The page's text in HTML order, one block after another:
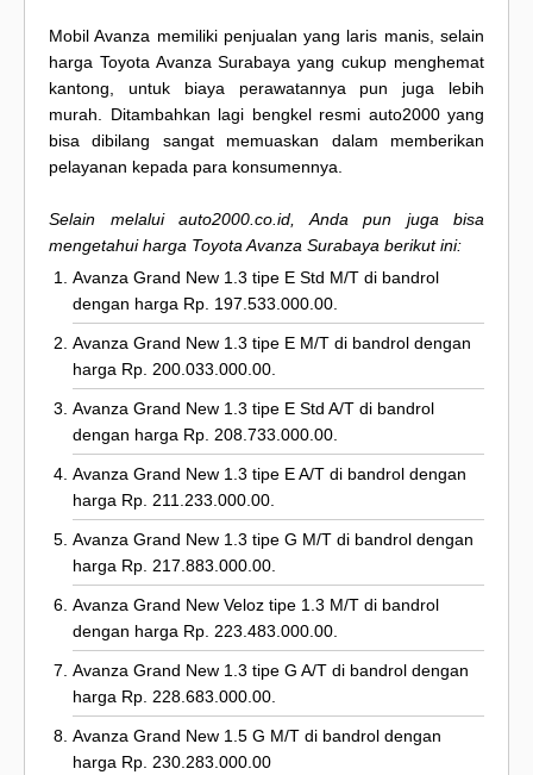
Mobil Avanza memiliki penjualan yang laris manis, selain
harga Toyota Avanza Surabaya yang cukup menghemat
kantong, untuk biaya perawatannya pun juga lebih
murah. Ditambahkan lagi bengkel resmi auto2000 yang
bisa dibilang sangat memuaskan dalam memberikan
pelayanan kepada para konsumennya.
Selain melalui auto2000.co.id, Anda pun juga bisa
mengetahui harga Toyota Avanza Surabaya berikut ini:
Avanza Grand New 1.3 tipe E Std M/T di bandrol
dengan harga Rp. 197.533.000.00.
Avanza Grand New 1.3 tipe E M/T di bandrol dengan
harga Rp. 200.033.000.00.
Avanza Grand New 1.3 tipe E Std A/T di bandrol
dengan harga Rp. 208.733.000.00.
Avanza Grand New 1.3 tipe E A/T di bandrol dengan
harga Rp. 211.233.000.00.
Avanza Grand New 1.3 tipe G M/T di bandrol dengan
harga Rp. 217.883.000.00.
Avanza Grand New Veloz tipe 1.3 M/T di bandrol
dengan harga Rp. 223.483.000.00.
Avanza Grand New 1.3 tipe G A/T di bandrol dengan
harga Rp. 228.683.000.00.
Avanza Grand New 1.5 G M/T di bandrol dengan
harga Rp. 230.283.000.00